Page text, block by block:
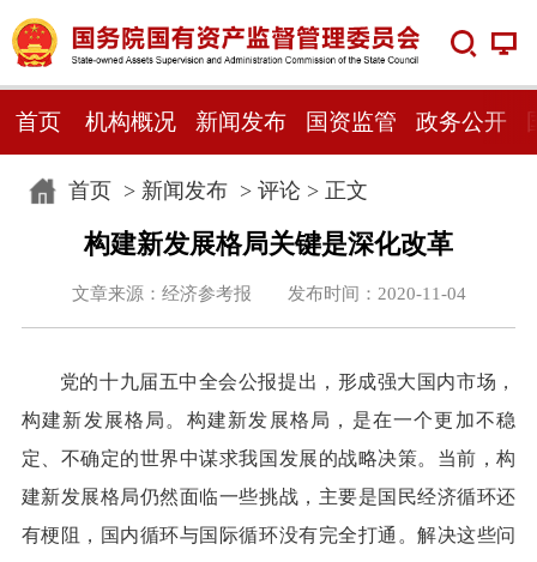
首页 机构概况 新闻发布 国资监管 政务公开
首页> 新闻发布> 评论 > 正文
构建新发展格局关键是深化改革
文章来源：经济参考报 发布时间：2020-11-04
党的十九届五中全会公报提出，形成强大国内市场，
构建新发展格局。构建新发展格局，是在一个更加不稳
定、不确定的世界中谋求我国发展的战略决策。当前，构
建新发展格局仍然面临一些挑战，主要是国民经济循环还
有梗阻，国内循环与国际循环没有完全打通。解决这些问